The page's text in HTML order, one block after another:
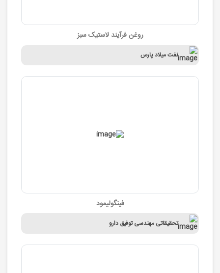
روغن فرآیند لاستیک سبز
نفت میلاد پارس
فینگولیمود
تحقیقاتی مهندسی توفیق دارو